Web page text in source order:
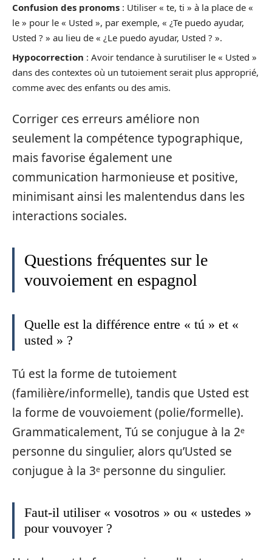
Confusion des pronoms : Utiliser « te, ti » à la place de «
le » pour le « Usted », par exemple, « ¿Te puedo ayudar,
Usted ? » au lieu de « ¿Le puedo ayudar, Usted ? ».
Hypocorrection : Avoir tendance à surutiliser le « Usted »
dans des contextes où un tutoiement serait plus approprié,
comme avec des enfants ou des amis.
Corriger ces erreurs améliore non
seulement la compétence typographique,
mais favorise également une
communication harmonieuse et positive,
minimisant ainsi les malentendus dans les
interactions sociales.
Questions fréquentes sur le
vouvoiement en espagnol
Quelle est la différence entre « tú » et «
usted » ?
Tú est la forme de tutoiement
(familière/informelle), tandis que Usted est
la forme de vouvoiement (polie/formelle).
Grammaticalement, Tú se conjugue à la 2ᵉ
personne du singulier, alors qu’Usted se
conjugue à la 3ᵉ personne du singulier.
Faut-il utiliser « vosotros » ou « ustedes »
pour vouvoyer ?